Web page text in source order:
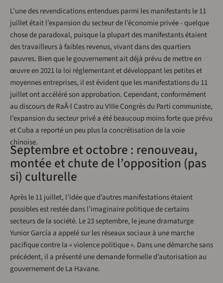
L’une des revendications entendues parmi les manifestants le 11
juillet était l’expansion du secteur de l’économie privée - quelque
chose de paradoxal, puisque la plupart des manifestants étaient
des travailleurs à faibles revenus, vivant dans des quartiers
pauvres. Bien que le gouvernement ait déjà prévu de mettre en
œuvre en 2021 la loi réglementant et développant les petites et
moyennes entreprises, il est évident que les manifestations du 11
juillet ont accéléré son approbation. Cependant, conformément
au discours de RaÂ·l Castro au VIIIe Congrès du Parti communiste,
l’expansion du secteur privé a été beaucoup moins forte que prévu
et Cuba a reporté un peu plus la concrétisation de la voie
chinoise.
Septembre et octobre : renouveau,
montée et chute de l’opposition (pas
si) culturelle
Après le 11 juillet, l’idée que d’autres manifestations étaient
possibles est restée dans l’imaginaire politique de certains
secteurs de la société. Le 23 septembre, le jeune dramaturge
Yunior García a appelé sur les réseaux sociaux à une marche
pacifique contre la « violence politique ». Dans une démarche sans
précédent, il a présenté une demande formelle d’autorisation au
gouvernement de La Havane.